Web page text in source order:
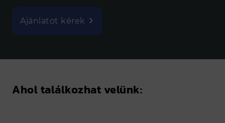
Ajánlatot kérek
Ahol találkozhat velünk: